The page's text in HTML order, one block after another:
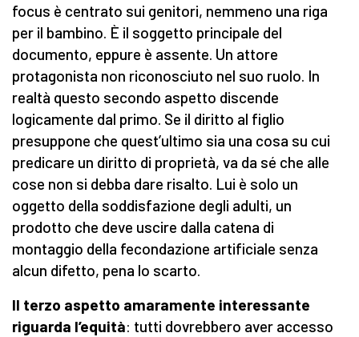
focus è centrato sui genitori, nemmeno una riga
per il bambino. È il soggetto principale del
documento, eppure è assente. Un attore
protagonista non riconosciuto nel suo ruolo. In
realtà questo secondo aspetto discende
logicamente dal primo. Se il diritto al figlio
presuppone che quest’ultimo sia una cosa su cui
predicare un diritto di proprietà, va da sé che alle
cose non si debba dare risalto. Lui è solo un
oggetto della soddisfazione degli adulti, un
prodotto che deve uscire dalla catena di
montaggio della fecondazione artificiale senza
alcun difetto, pena lo scarto.
Il terzo aspetto amaramente interessante
riguarda l’equità: tutti dovrebbero aver accesso